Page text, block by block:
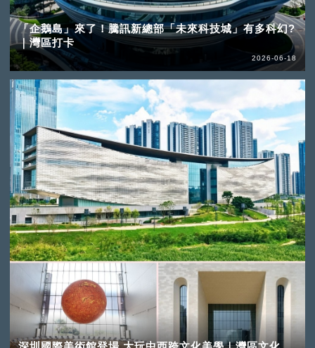
「企鵝島」來了！騰訊新總部「未來科技城」有多科幻?
｜灣區打卡
2026-06-18